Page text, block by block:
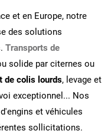
et en Europe, notre
des solutions
Transports de
solide par citernes ou
de colis lourds, levage et
exceptionnel... Nos
et véhicules
sollicitations.